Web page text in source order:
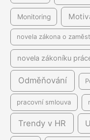
Monitoring
novela zákona o
novela zákoníku
Odměňování
pracovní smlouva
Trendy v HR